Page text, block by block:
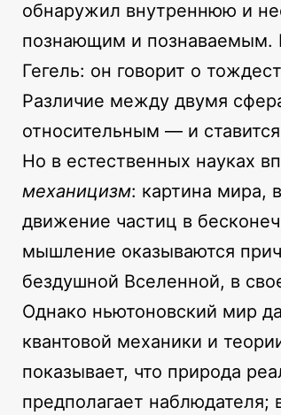
обнаружил внутреннюю и
познающим и познаваемым.
Гегель: он говорит о
Различие между двумя
относительным — и
Но в естественных науках
механицизм: картина мира,
движение частиц в
мышление оказываются
бездушной Вселенной, в
Однако ньютоновский мир
квантовой механики и
показывает, что природа
предполагает